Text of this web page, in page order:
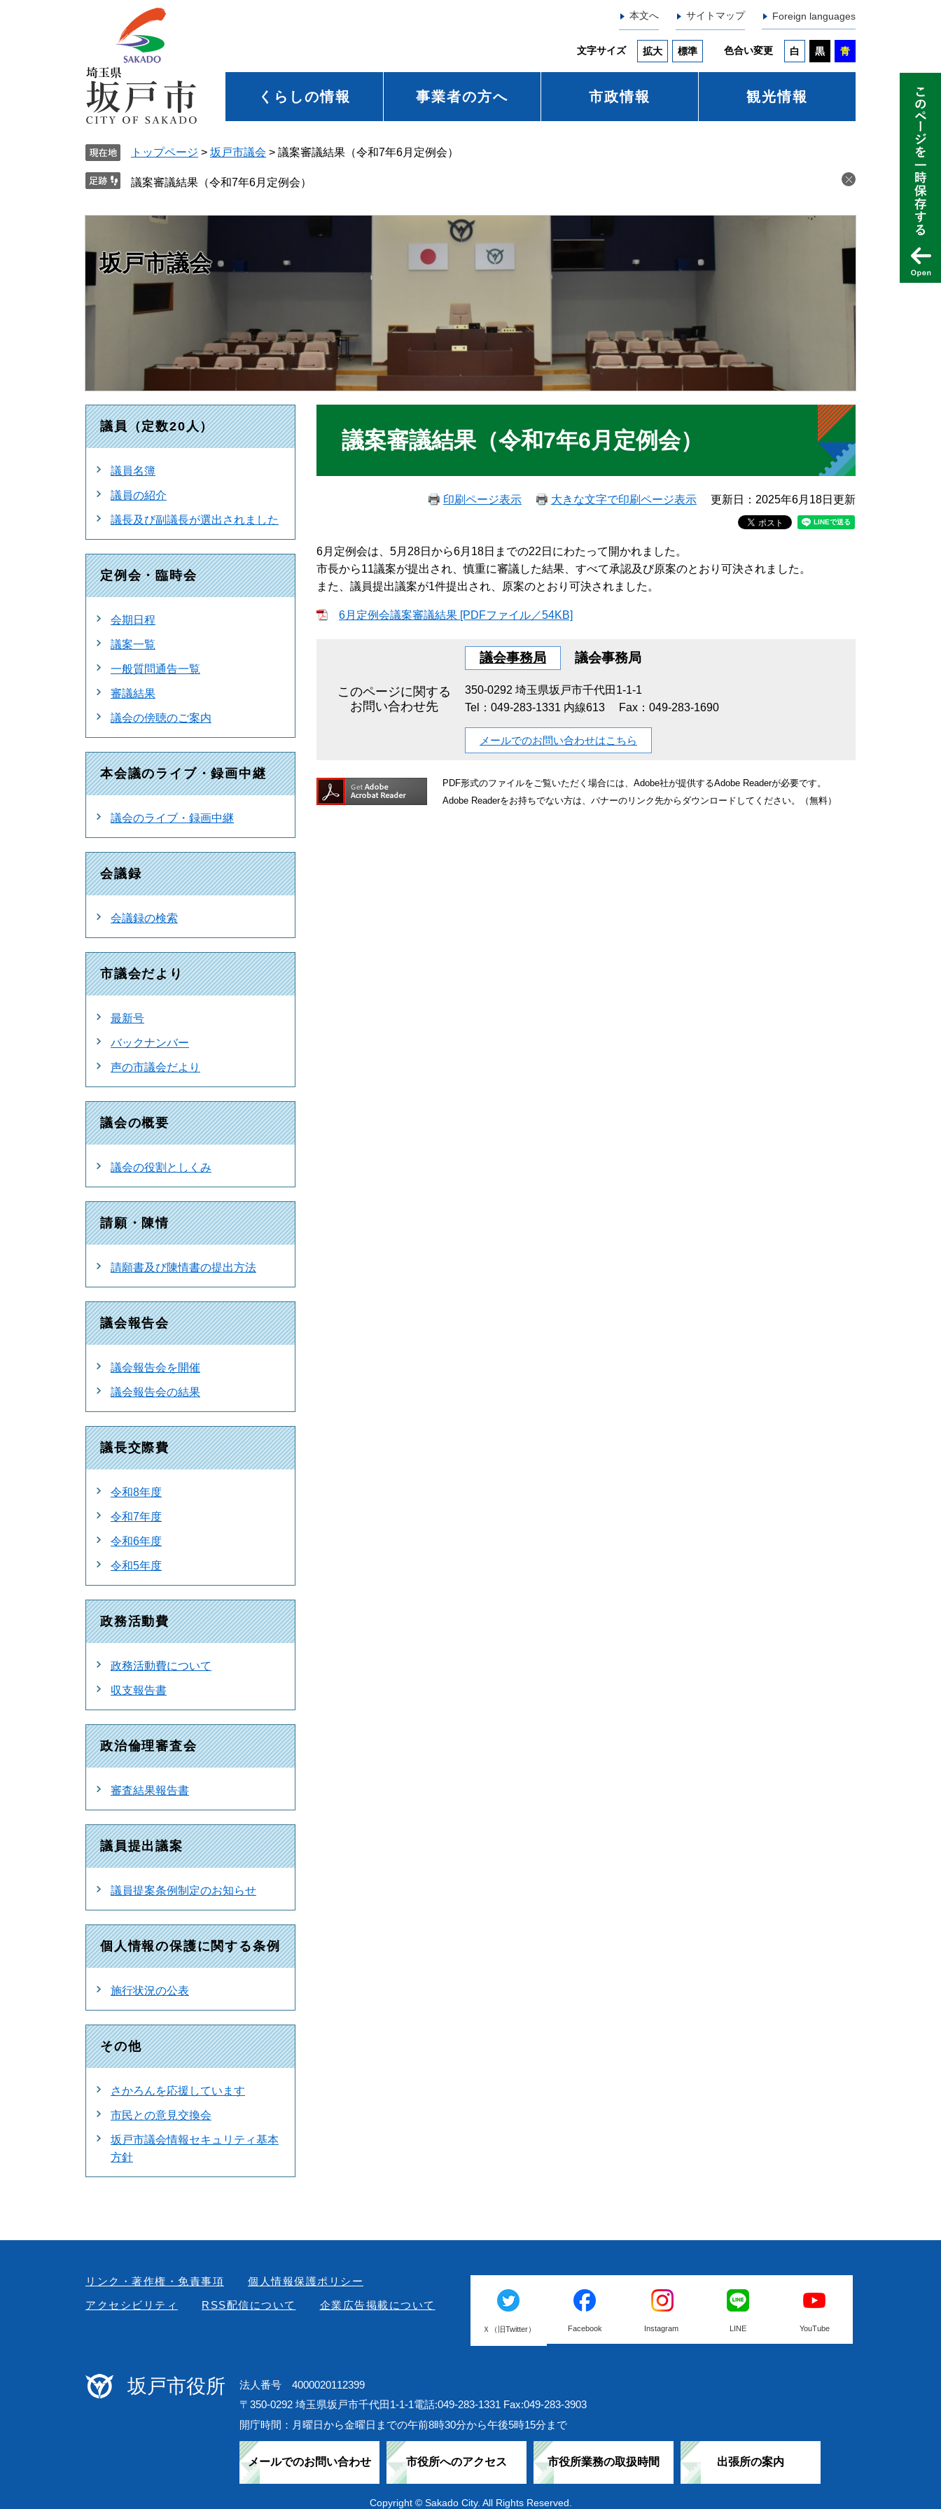
本文へ サイトマップ Foreign languages
文字サイズ 拡大 標準 色合い変更 白 黒 青
くらしの情報 事業者の方へ 市政情報 観光情報
トップページ > 坂戸市議会 > 議案審議結果（令和7年6月定例会）
議案審議結果（令和7年6月定例会）
坂戸市議会
議案審議結果（令和7年6月定例会）
印刷ページ表示 大きな文字で印刷ページ表示 更新日：2025年6月18日更新
6月定例会は、5月28日から6月18日までの22日にわたって開かれました。
市長から11議案が提出され、慎重に審議した結果、すべて承認及び原案のとおり可決されました。
また、議員提出議案が1件提出され、原案のとおり可決されました。
6月定例会議案審議結果 [PDFファイル／54KB]
このページに関する
お問い合わせ先
議会事務局 議会事務局
350-0292 埼玉県坂戸市千代田1-1-1
Tel：049-283-1331 内線613
Fax：049-283-1690
メールでのお問い合わせはこちら
PDF形式のファイルをご覧いただく場合には、Adobe社が提供するAdobe Readerが必要です。
Adobe Readerをお持ちでない方は、バナーのリンク先からダウンロードしてください。（無料）
議員（定数20人）
議員名簿
議員の紹介
議長及び副議長が選出されました
定例会・臨時会
会期日程
議案一覧
一般質問通告一覧
審議結果
議会の傍聴のご案内
本会議のライブ・録画中継
議会のライブ・録画中継
会議録
会議録の検索
市議会だより
最新号
バックナンバー
声の市議会だより
議会の概要
議会の役割としくみ
請願・陳情
請願書及び陳情書の提出方法
議会報告会
議会報告会を開催
議会報告会の結果
議長交際費
令和8年度
令和7年度
令和6年度
令和5年度
政務活動費
政務活動費について
収支報告書
政治倫理審査会
審査結果報告書
議員提出議案
議員提案条例制定のお知らせ
個人情報の保護に関する条例
施行状況の公表
その他
さかろんを応援しています
市民との意見交換会
坂戸市議会情報セキュリティ基本
方針
リンク・著作権・免責事項
個人情報保護ポリシー
アクセシビリティ
RSS配信について 企業広告掲載について
Ｘ（旧Twitter） Facebook Instagram LINE YouTube
坂戸市役所
法人番号 4000020112399
〒350-0292 埼玉県坂戸市千代田1-1-1電話:049-283-1331 Fax:049-283-3903
開庁時間：月曜日から金曜日までの午前8時30分から午後5時15分まで
メールでのお問い合わせ 市役所へのアクセス 市役所業務の取扱時間 出張所の案内
Copyright © Sakado City. All Rights Reserved.